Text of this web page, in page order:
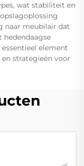
wat stabiliteit en
naar meubilair dat
element
strategieën voor